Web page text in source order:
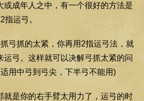
或成年人之中，有一个很好的方法是
运弓。
弓抓的太紧，你再用2指运弓法，就
运弓。这样就可以决解弓抓太紧的问
用中弓到弓尖，下半弓不能用)
就是你的右手臂太用力了，运弓的时